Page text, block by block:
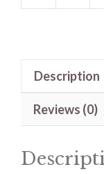
Description
Reviews (0)